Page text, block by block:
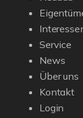
Service
News
Über uns
Kontakt
Login